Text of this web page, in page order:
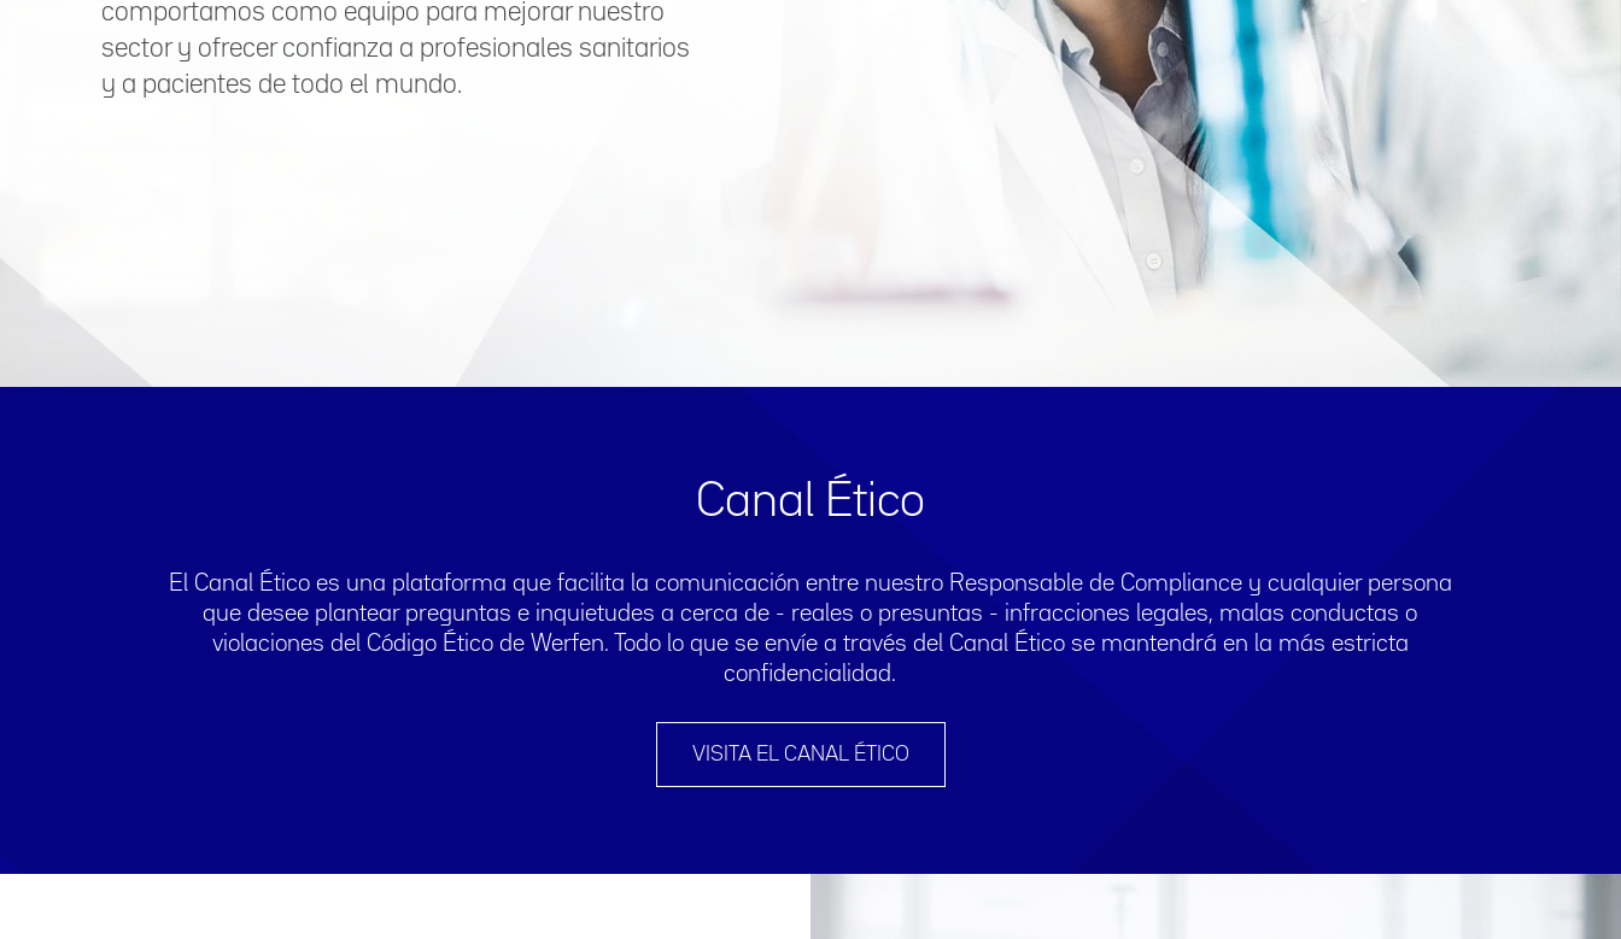
comportamos como equipo para mejorar nuestro
sector y ofrecer confianza a profesionales sanitarios
y a pacientes de todo el mundo.
Canal Ético
El Canal Ético es una plataforma que facilita la comunicación entre nuestro Responsable de Compliance y cualquier persona
que desee plantear preguntas e inquietudes a cerca de - reales o presuntas - infracciones legales, malas conductas o
violaciones del Código Ético de Werfen. Todo lo que se envíe a través del Canal Ético se mantendrá en la más estricta
confidencialidad.
VISITA EL CANAL ÉTICO